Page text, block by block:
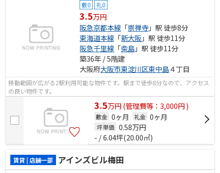
敷0 礼0
3.5万円
阪急京都本線 「崇禅寺」駅 徒歩8分
東海道本線 「新大阪」駅 徒歩11分
阪急千里線 「柴島」駅 徒歩11分
築36年 / 5階建
大阪府大阪市東淀川区東中島４丁目
移動範囲が広がる2駅利用可能な物件です。駅まで徒歩8分なので、アクセス
の良い物件です。
3.5万円(管理費等：3,000円 )
敷金 0ヶ月 礼金 0ヶ月
坪単価 0.58万円
- / 6.04坪(20.00㎡)
賃貸 | 店舗一部 アインズビル梅田